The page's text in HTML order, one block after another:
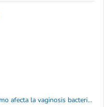
Estoy en estado de embarazo. ¿Cómo afecta la vaginosis bacteriana a mi bebé?